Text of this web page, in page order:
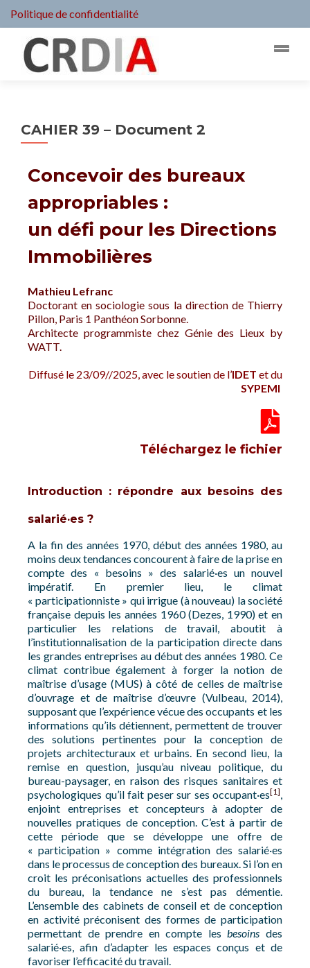
Politique de confidentialité
CAHIER 39 – Document 2
Concevoir des bureaux
appropriables :
un défi pour les Directions
Immobilières
Mathieu Lefranc
Doctorant en sociologie sous la direction de Thierry
Pillon, Paris 1 Panthéon Sorbonne.
Architecte programmiste chez Génie des Lieux by
WATT.
Diffusé le 23/09//2025, avec le soutien de l’IDET et du
SYPEMI
Téléchargez le fichier
Introduction : répondre aux besoins des
salarié·es ?
A la fin des années 1970, début des années 1980, au
moins deux tendances concourent à faire de la prise en
compte des « besoins » des salarié·es un nouvel
impératif. En premier lieu, le climat
« participationniste » qui irrigue (à nouveau) la société
française depuis les années 1960 (Dezes, 1990) et en
particulier les relations de travail, aboutit à
l’institutionnalisation de la participation directe dans
les grandes entreprises au début des années 1980. Ce
climat contribue également à forger la notion de
maîtrise d’usage (MUS) à côté de celles de maîtrise
d’ouvrage et de maîtrise d’œuvre (Vulbeau, 2014),
supposant que l’expérience vécue des occupants et les
informations qu’ils détiennent, permettent de trouver
des solutions pertinentes pour la conception de
projets architecturaux et urbains. En second lieu, la
remise en question, jusqu’au niveau politique, du
bureau-paysager, en raison des risques sanitaires et
psychologiques qu’il fait peser sur ses occupant·es[1],
enjoint entreprises et concepteurs à adopter de
nouvelles pratiques de conception. C’est à partir de
cette période que se développe une offre de
« participation » comme intégration des salarié·es
dans le processus de conception des bureaux. Si l’on en
croit les préconisations actuelles des professionnels
du bureau, la tendance ne s’est pas démentie.
L’ensemble des cabinets de conseil et de conception
en activité préconisent des formes de participation
permettant de prendre en compte lesbesoins des
salarié·es, afin d’adapter les espaces conçus et de
favoriser l’efficacité du travail.